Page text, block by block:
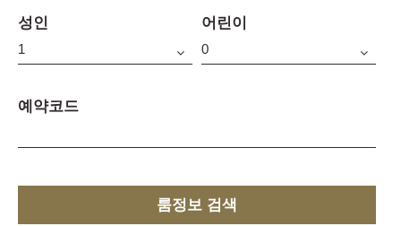
성인 어린이
예약코드
룸정보 검색